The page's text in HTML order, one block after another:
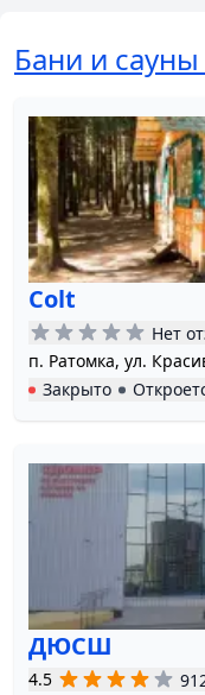
Бани и
Colt
Нет
п. Ратомка, ул.
Закрыто
ДЮСШ
4.5